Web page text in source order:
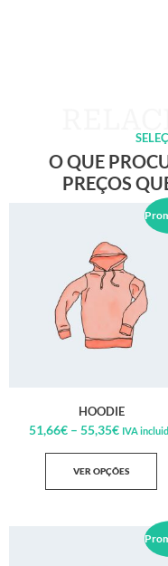
O QUE
PREÇOS
HOODIE
51,66€ – 55,35€ IVA
VER OPÇÕES